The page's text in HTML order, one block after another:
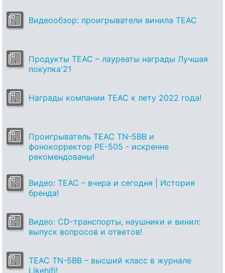
Видеообзор: проигрыватели винила TEAC
Продукты TEAC – лауреаты награды Лучшая
покупка'21
Награды компании TEAC к лету 2022 года!
Проигрыватель TEAC TN-5BB и
фонокорректор PE-505 - искренне
рекомендованы!
Видео: TEAC – вчера и сегодня | История
бренда!
Видео: CD-транспорты, наушники и винил:
выпуск вопросов и ответов!
TEAC TN-5BB – высший класс в журнале
Likehifi!